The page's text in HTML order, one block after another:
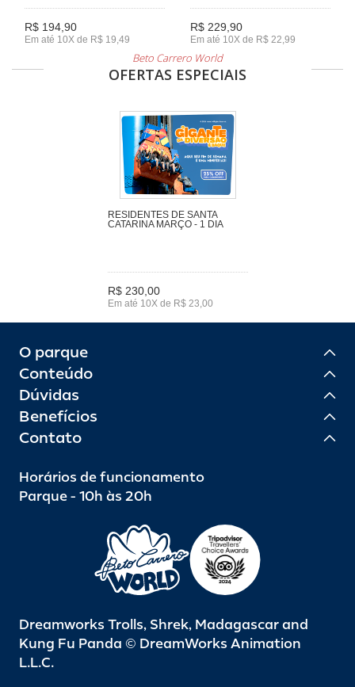
R$ 194,90
Em até 10X de R$ 19,49
R$ 229,90
Em até 10X de R$ 22,99
Beto Carrero World
OFERTAS ESPECIAIS
RESIDENTES DE SANTA
CATARINA MARÇO - 1 DIA
R$ 230,00
Em até 10X de R$ 23,00
O parque
Conteúdo
Dúvidas
Benefícios
Contato
Horários de funcionamento
Parque - 10h às 20h
Dreamworks Trolls, Shrek, Madagascar and
Kung Fu Panda © DreamWorks Animation
L.L.C.